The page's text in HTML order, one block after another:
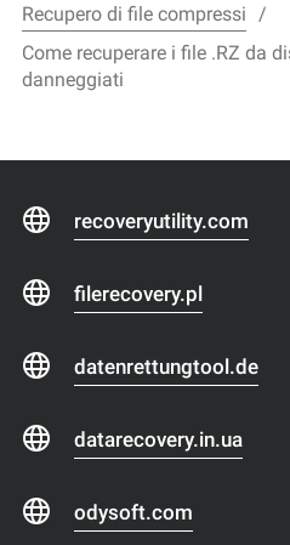
Recupero di file compressi
Come recuperare i file .RZ da
danneggiati
recoveryutility.com
filerecovery.pl
datenrettungtool.de
datarecovery.in.ua
odysoft.com